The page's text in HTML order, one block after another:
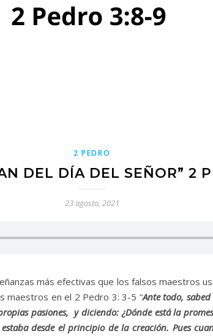
2 PEDRO
DEL DÍA DEL SEÑOR” 2
23 agosto, 2021
más efectivas que los falsos maestros
maestros en el 2 Pedro 3: 3-5 “Ante todo,
pasiones, y diciendo: ¿Dónde está la
desde el principio de la creación. Pues